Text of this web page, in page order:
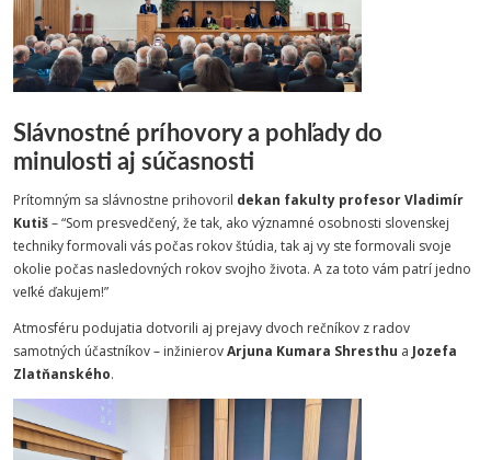
Slávnostné príhovory a pohľady do
minulosti aj súčasnosti
Prítomným sa slávnostne prihovoril dekan fakulty profesor Vladimír
Kutiš– “Som presvedčený, že tak, ako významné osobnosti slovenskej
techniky formovali vás počas rokov štúdia, tak aj vy ste formovali svoje
okolie počas nasledovných rokov svojho života. A za toto vám patrí jedno
veľké ďakujem!”
Atmosféru podujatia dotvorili aj prejavy dvoch rečníkov z radov
samotných účastníkov – inžinierovArjuna Kumara Shresthu a Jozefa
Zlatňanského.